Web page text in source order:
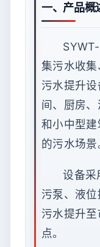
一、产品概
集污水收
污水提升
间、厨房
和小中型
的污水场景
设备采
污泵、液
污水提升
点。